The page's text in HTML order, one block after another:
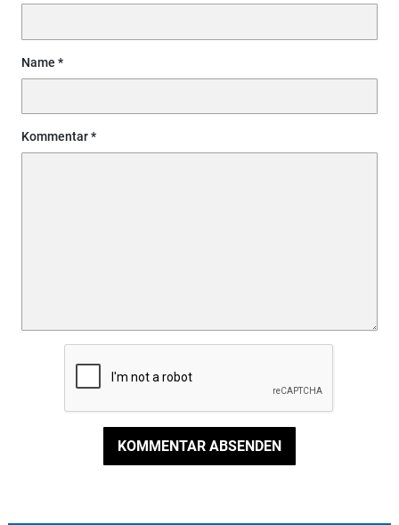
Name
Kommentar
KOMMENTAR ABSENDEN